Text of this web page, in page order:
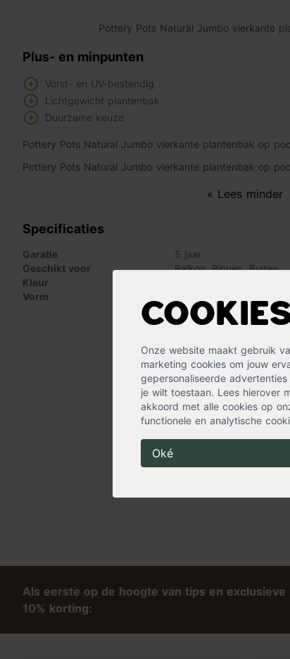
Onze website maakt gebruik
marketing cookies om jouw
gepersonaliseerde
je wilt toestaan. Lees hierover
akkoord met alle cookies op
functionele en analytische
Oké
Pottery Pots Natural Jumbo vierkante
Plus- en minpunten
Vorst- en UV-bestendig
Lichtgewicht plantenbak
Duurzame keuze
Pottery Pots Natural Jumbo vierkante plantenbak op
« Lees minder
Pottery Pots Natural Jumbo vierkante plantenbak op
Specificaties
Garatie
5 jaar
Geschikt voor
Balkon,Binnen,Buiten
Kleur
Vorm
Als eerste op de hoogte van tips en
10% korting: